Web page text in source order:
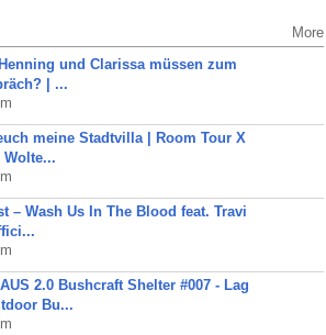
More
und Clarissa müssen zum
| ...
meine Stadtvilla | Room Tour X
– Wash Us In The Blood feat. Travi
2.0 Bushcraft Shelter #007 - Lag
Bu...